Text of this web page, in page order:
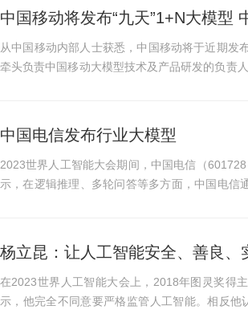
中国移动将发布“九天”1+N大模型
从中国移动内部人士获悉，中国移动将于近期发
牵头负责中国移动大模型技术及产品研发的负责
中国电信发布行业大模型
2023世界人工智能大会期间，中国电信（
示，在逻辑推理、多轮问答等多方面，中国电信
杨立昆：让人工智能安全、善良、
在2023世界人工智能大会上，2018年图灵奖得
示，他完全不同意要严格监管人工智能。相反